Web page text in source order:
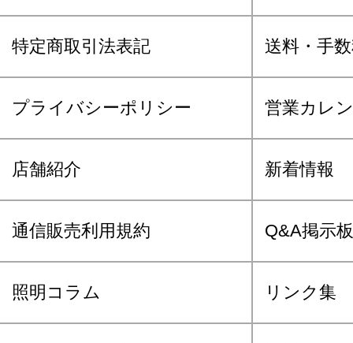
特定商取引法表記 送料・手
プライバシーポリシー 営業カレ
店舗紹介 新着情報
通信販売利用規約 Q&A掲示板
照明コラム リンク集